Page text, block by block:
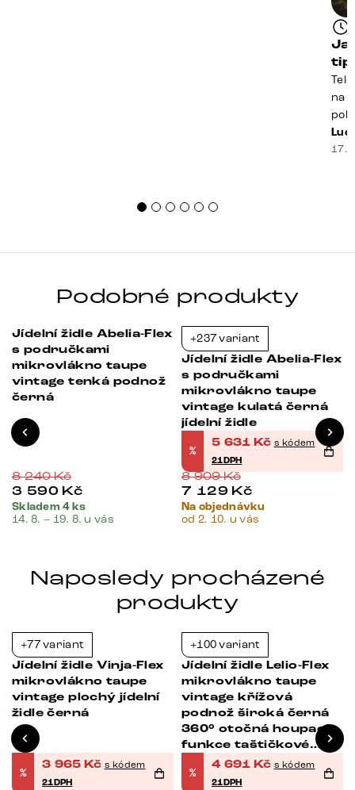
na
17.
Podobné produkty
-56%
Jídelní židle Abelia-Flex
s područkami
mikrovlákno taupe
vintage tenká podnož
černá
8 240Kč
3 590 Kč
Skladem 4 ks
14. 8. – 19. 8. u vás
+237 variant
Jídelní židle Abelia-Flex
s područkami
mikrovlákno taupe
vintage kulatá černá
jídelní židle
%
5 631 Kč s kódem
21DPH
8 909Kč
7 129 Kč
Na objednávku
od 2. 10. u vás
Naposledy procházené
produkty
+77 variant
Jídelní židle Vinja-Flex
mikrovlákno taupe
vintage plochý jídelní
židle černá
%
3 965 Kč s kódem
21DPH
+100 variant
Jídelní židle Lelio-Flex
mikrovlákno taupe
vintage křížová
podnož široká černá
360° otočná houpací
funkce taštičkové
pružiny
%
4 691 Kč s kódem
21DPH